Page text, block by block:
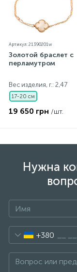
Артикул: 21390201w
Золотой браслет с
перламутром
Вес изделия, г.: 2,47
17-20 см
19 650 грн /шт.
Нужна
+380